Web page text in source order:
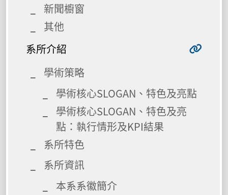
新聞櫥窗
其他
系所介紹
學術策略
學術核心SLOGAN、特色及亮點
學術核心SLOGAN、特色及亮
點：執行情形及KPI結果
系所特色
系所資訊
本系系徽簡介